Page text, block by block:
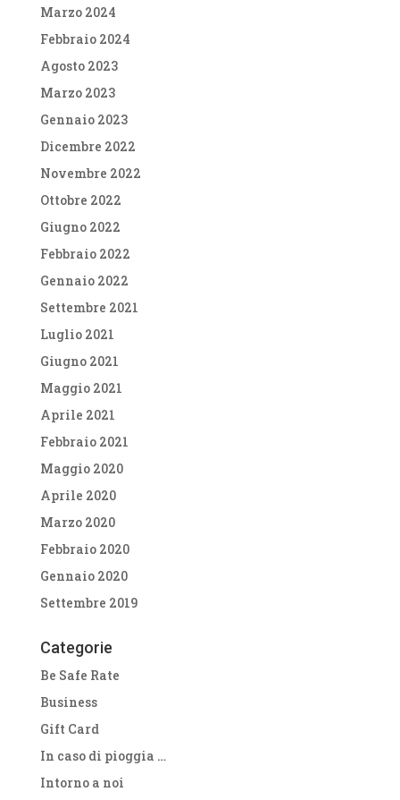
Marzo 2024
Febbraio 2024
Agosto 2023
Marzo 2023
Gennaio 2023
Dicembre 2022
Novembre 2022
Ottobre 2022
Giugno 2022
Febbraio 2022
Gennaio 2022
Settembre 2021
Luglio 2021
Giugno 2021
Maggio 2021
Aprile 2021
Febbraio 2021
Maggio 2020
Aprile 2020
Marzo 2020
Febbraio 2020
Gennaio 2020
Settembre 2019
Categorie
Be Safe Rate
Business
Gift Card
In caso di pioggia …
Intorno a noi